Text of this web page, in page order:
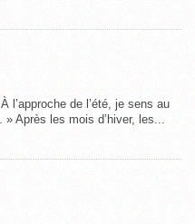
l’approche de l’été, je sens au
Après les mois d’hiver, les...